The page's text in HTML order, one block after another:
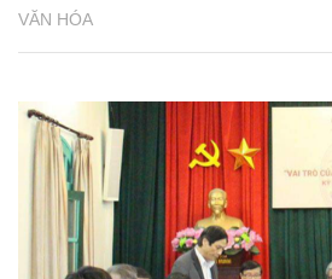
VĂN HÓA